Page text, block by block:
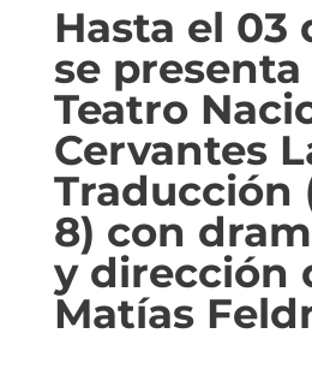
Hasta el 03
se presenta
Teatro
Cervantes
Traducción
8) con
y dirección
Matías